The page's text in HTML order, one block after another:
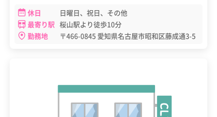
休日
日曜日、祝日、その他
最寄り駅 桜山駅より徒歩10分
勤務地
〒466-0845 愛知県名古屋市昭和区藤成通3-5